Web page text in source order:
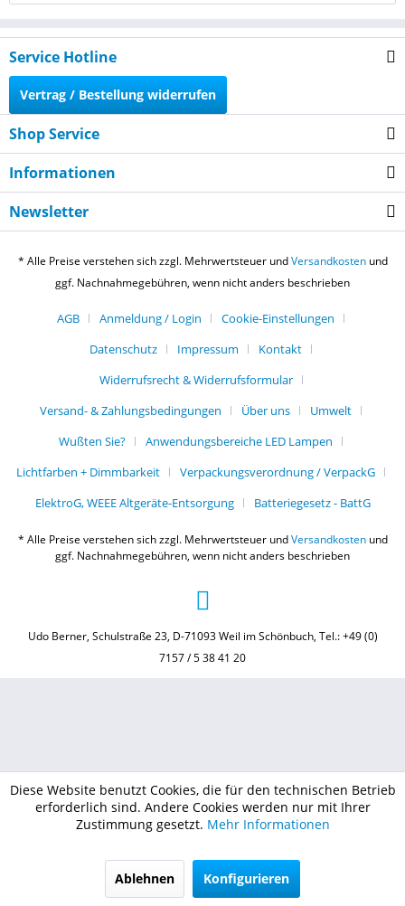
Service Hotline
Vertrag / Bestellung widerrufen
Shop Service
Informationen
Newsletter
* Alle Preise verstehen sich zzgl. Mehrwertsteuer undVersandkostenund
ggf. Nachnahmegebühren, wenn nicht anders beschrieben
AGB Anmeldung / Login
Cookie-Einstellungen
Datenschutz
Impressum
Kontakt
Widerrufsrecht & Widerrufsformular
Versand- & Zahlungsbedingungen
Über uns
Umwelt
Wußten Sie?
Anwendungsbereiche LED Lampen
Lichtfarben + Dimmbarkeit
Verpackungsverordnung / VerpackG
ElektroG, WEEE Altgeräte-Entsorgung
Batteriegesetz - BattG
* Alle Preise verstehen sich zzgl. Mehrwertsteuer undVersandkostenund
ggf. Nachnahmegebühren, wenn nicht anders beschrieben
Udo Berner, Schulstraße 23, D-71093 Weil im Schönbuch, Tel.: +49 (0)
7157 / 5 38 41 20
Diese Website benutzt Cookies, die für den technischen Betrieb
erforderlich sind. Andere Cookies werden nur mit Ihrer
Zustimmung gesetzt. Mehr Informationen
Ablehnen Konfigurieren